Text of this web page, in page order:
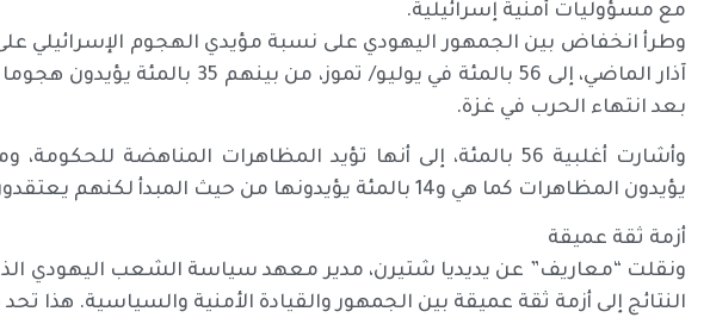
مع مسؤوليات أمنية إسرائيلية.
بعد انتهاء الحرب في غزة.
يؤيدون المظاهرات كما هي و14 بالمئة يؤيدونها من حيث المبدأ لكنهم يعتقدون أنها “مفرطة”.
أزمة ثقة عميقة
ونقلت “معاريف” عن يديديا شتيرن، مدير معهد سياسة الشعب اليهودي
النتائج إلى أزمة ثقة عميقة بين الجمهور والقيادة الأمنية والسياسية. هذا